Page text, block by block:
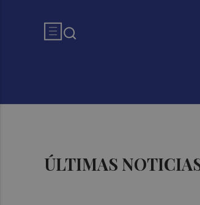
ÚLTIMAS